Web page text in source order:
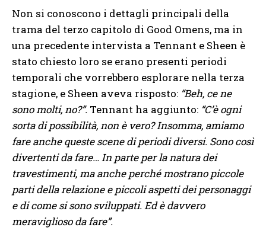
Non si conoscono i dettagli principali della
trama del terzo capitolo di Good Omens, ma in
una precedente intervista a Tennant e Sheen è
stato chiesto loro se erano presenti periodi
temporali che vorrebbero esplorare nella terza
stagione, e Sheen aveva risposto: “Beh, ce ne
sono molti, no?”. Tennant ha aggiunto: “C’è ogni
sorta di possibilità, non è vero? Insomma, amiamo
fare anche queste scene di periodi diversi. Sono così
divertenti da fare… In parte per la natura dei
travestimenti, ma anche perché mostrano piccole
parti della relazione e piccoli aspetti dei personaggi
e di come si sono sviluppati. Ed è davvero
meraviglioso da fare”.